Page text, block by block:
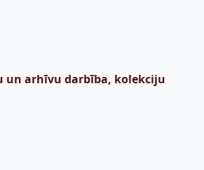
un arhīvu darbība, kolekciju